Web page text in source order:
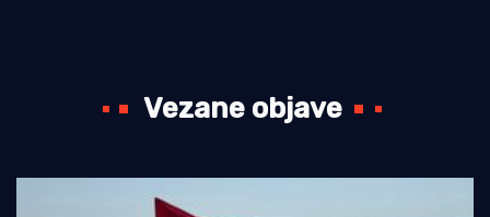
Vezane objave